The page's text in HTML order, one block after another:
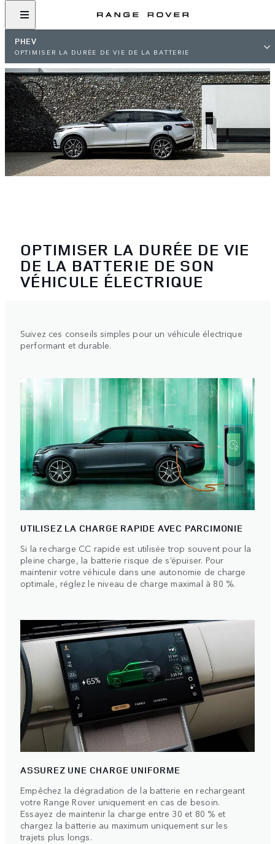
PHEV
OPTIMISER LA DURÉE DE VIE DE LA BATTERIE
OPTIMISER LA DURÉE DE VIE
DE LA BATTERIE DE SON
VÉHICULE ÉLECTRIQUE
Suivez ces conseils simples pour un véhicule électrique
performant et durable.
UTILISEZ LA CHARGE RAPIDE AVEC PARCIMONIE
Si la recharge CC rapide est utilisée trop souvent pour la
pleine charge, la batterie risque de s’épuiser. Pour
maintenir votre véhicule dans une autonomie de charge
optimale, réglez le niveau de charge maximal à 80 %.
ASSUREZ UNE CHARGE UNIFORME
Empêchez la dégradation de la batterie en rechargeant
votre Range Rover uniquement en cas de besoin.
Essayez de maintenir la charge entre 30 et 80 % et
chargez la batterie au maximum uniquement sur les
trajets plus longs.